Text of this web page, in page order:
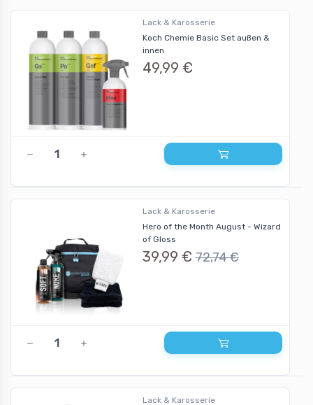
Lack & Karosserie
Koch Chemie Basic Set außen &
innen
49,99 €
Lack & Karosserie
Hero of the Month August - Wizard
of Gloss
39,99 € 72,74 €
Lack & Karosserie